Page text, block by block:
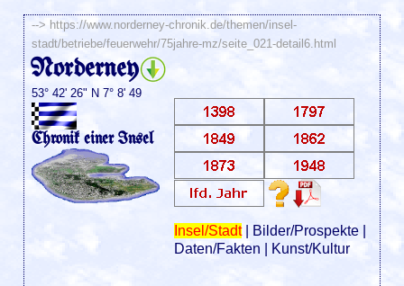
--> https://www.norderney-chronik.de/themen/insel-
stadt/betriebe/feuerwehr/75jahre-mz/seite_021-detail6.html
Norderney
53° 42' 26" N 7° 8' 49
Chronik einer Insel
Insel/Stadt| Bilder/Prospekte|
Daten/Fakten
Kunst/Kultur